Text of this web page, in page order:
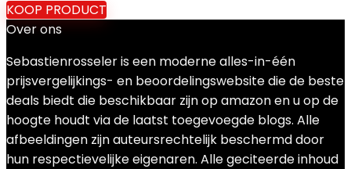
KOOP PRODUCT
Over ons
Sebastienrosseler is een moderne alles-in-één
prijsvergelijkings- en beoordelingswebsite die de beste
deals biedt die beschikbaar zijn op amazon en u op de
hoogte houdt via de laatst toegevoegde blogs. Alle
afbeeldingen zijn auteursrechtelijk beschermd door
hun respectievelijke eigenaren. Alle geciteerde inhoud